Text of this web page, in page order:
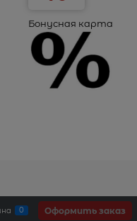
Бонусная карта
0 Оформить заказ